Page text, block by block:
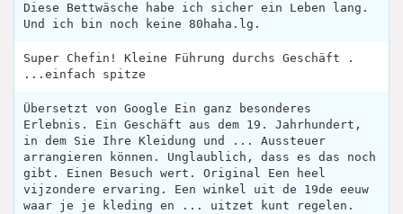
Diese Bettwäsche habe ich sicher ein Leben lang.
Und ich bin noch keine 80haha.lg.
Super Chefin! Kleine Führung durchs Geschäft .
...einfach spitze
Übersetzt von Google Ein ganz besonderes
Erlebnis. Ein Geschäft aus dem 19. Jahrhundert,
in dem Sie Ihre Kleidung und ... Aussteuer
arrangieren können. Unglaublich, dass es das noch
gibt. Einen Besuch wert. Original Een heel
vijzondere ervaring. Een winkel uit de 19de eeuw
waar je je kleding en ... uitzet kunt regelen.